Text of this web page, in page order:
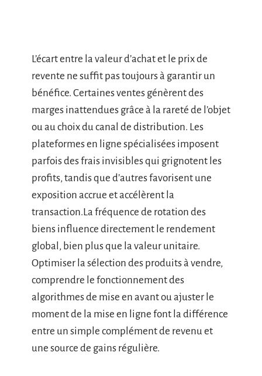
L’écart entre la valeur d’achat et le prix de
revente ne suffit pas toujours à garantir un
bénéfice. Certaines ventes génèrent des
marges inattendues grâce à la rareté de l’objet
ou au choix du canal de distribution. Les
plateformes en ligne spécialisées imposent
parfois des frais invisibles qui grignotent les
profits, tandis que d’autres favorisent une
exposition accrue et accélèrent la
transaction.La fréquence de rotation des
biens influence directement le rendement
global, bien plus que la valeur unitaire.
Optimiser la sélection des produits à vendre,
comprendre le fonctionnement des
algorithmes de mise en avant ou ajuster le
moment de la mise en ligne font la différence
entre un simple complément de revenu et
une source de gains régulière.